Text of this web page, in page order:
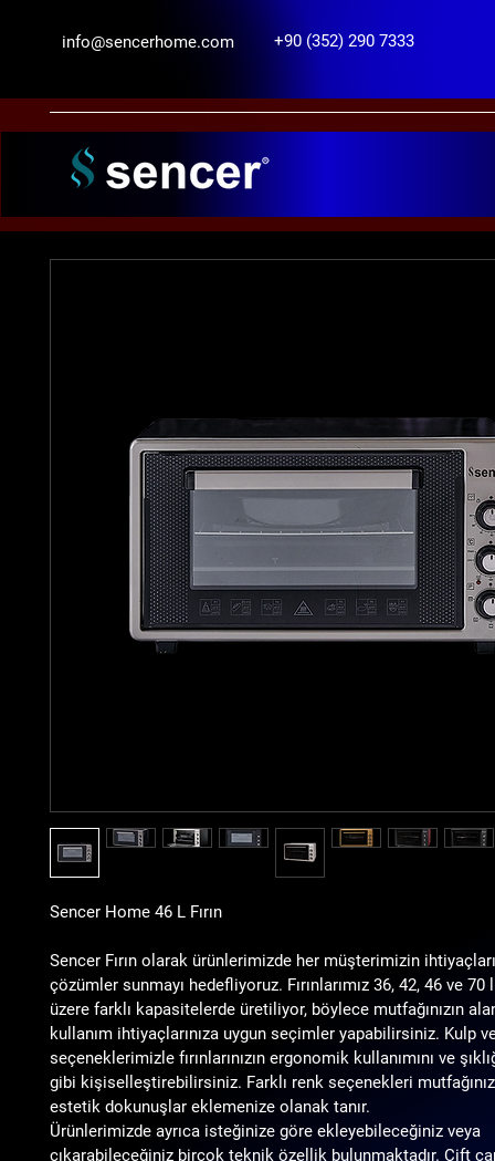
info@sencerhome.com +90 (352) 290 7333
Sencer Home 46 L Fırın
Sencer Fırın olarak ürünlerimizde her müşterimizin
çözümler sunmayı hedefliyoruz. Fırınlarımız 36, 42, 46 ve
üzere farklı kapasitelerde üretiliyor, böylece mutfağınızın
kullanım ihtiyaçlarınıza uygun seçimler yapabilirsiniz. Kulp
seçeneklerimizle fırınlarınızın ergonomik kullanımını ve
gibi kişiselleştirebilirsiniz. Farklı renk seçenekleri
estetik dokunuşlar eklemenize olanak tanır.
Ürünlerimizde ayrıca isteğinize göre ekleyebileceğiniz veya
çıkarabileceğiniz birçok teknik özellik bulunmaktadır. Çift